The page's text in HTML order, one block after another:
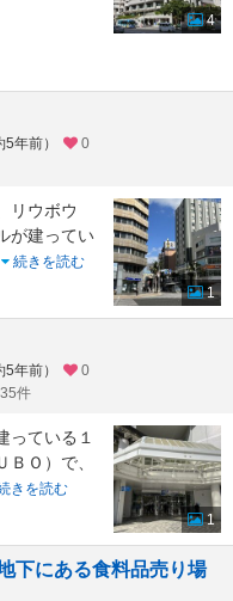
4
年前）
0
リウボウ
が建ってい
続きを読む
1
年前）
0
件
っている１
Ｏ）で、
きを読む
1
下にある食料品売り場